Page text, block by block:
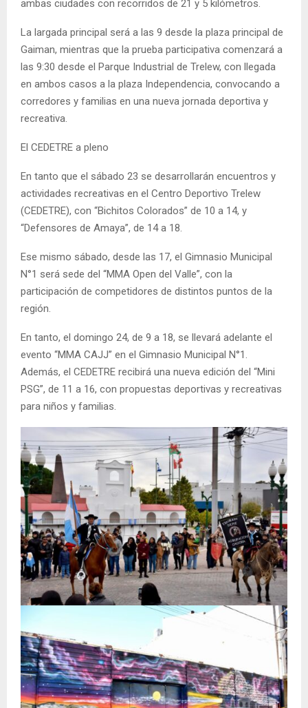
ambas ciudades con recorridos de 21 y 5 kilómetros.
La largada principal será a las 9 desde la plaza principal de
Gaiman, mientras que la prueba participativa comenzará a
las 9:30 desde el Parque Industrial de Trelew, con llegada
en ambos casos a la plaza Independencia, convocando a
corredores y familias en una nueva jornada deportiva y
recreativa.
El CEDETRE a pleno
En tanto que el sábado 23 se desarrollarán encuentros y
actividades recreativas en el Centro Deportivo Trelew
(CEDETRE), con “Bichitos Colorados” de 10 a 14, y
“Defensores de Amaya”, de 14 a 18.
Ese mismo sábado, desde las 17, el Gimnasio Municipal
N°1 será sede del “MMA Open del Valle”, con la
participación de competidores de distintos puntos de la
región.
En tanto, el domingo 24, de 9 a 18, se llevará adelante el
evento “MMA CAJJ” en el Gimnasio Municipal N°1.
Además, el CEDETRE recibirá una nueva edición del “Mini
PSG”, de 11 a 16, con propuestas deportivas y recreativas
para niños y familias.